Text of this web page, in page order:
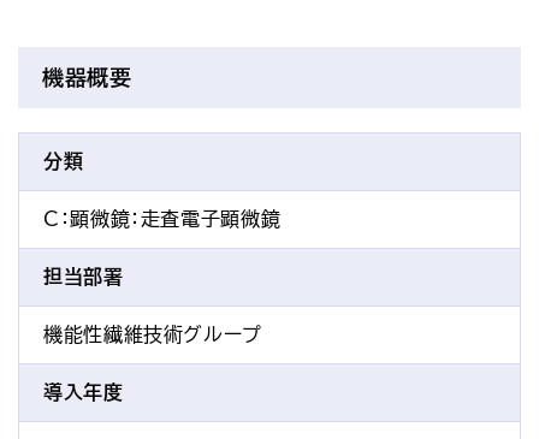
機器概要
分類
C：顕微鏡：走査電子顕微鏡
担当部署
機能性繊維技術グループ
導入年度